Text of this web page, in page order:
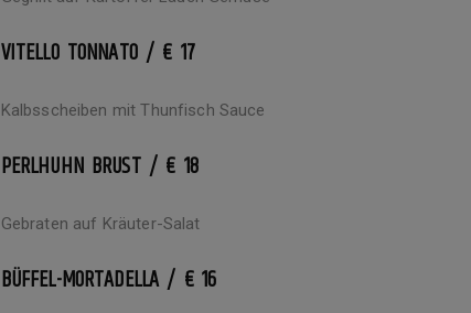
VITELLO TONNATO / € 17
Kalbsscheiben mit Thunfisch Sauce
PERLHUHN BRUST / € 18
Gebraten auf Kräuter-Salat
BÜFFEL-MORTADELLA / € 16